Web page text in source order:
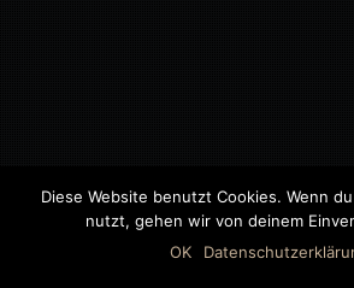
©2018 MWB – MOTORWAGEN BERNAU
Diese Website benutzt Cookies. Wenn
nutzt, gehen wir von deinem
OK